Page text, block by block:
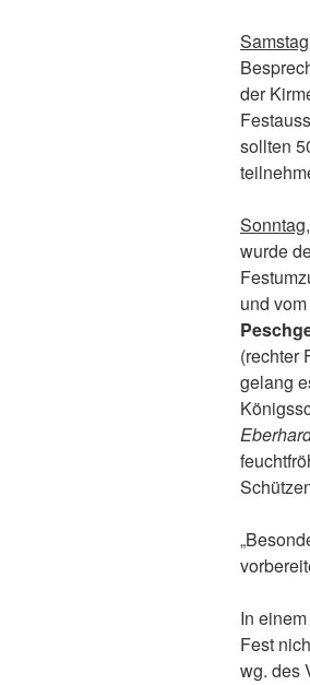
der
sollten
wurde
und
(rechter
gelang
In
Fest
wg. des